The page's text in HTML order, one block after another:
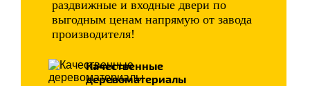
раздвижные и входные двери по
выгодным ценам напрямую от завода
производителя!
Качественные
деревоматериалы